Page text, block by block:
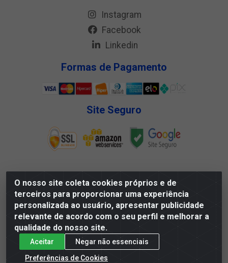
O nosso site coleta cookies próprios e de
terceiros para proporcionar uma experiência
personalizada ao usuário, apresentar publicidade
relevante de acordo com o seu perfil e melhorar a
qualidade do nosso site.
Aceitar
Negar não essenciais
Preferências de Cookies
Instagram
Facebook
Linkedin
Formas de Pagamento
Site Seguro
Megga Distribuidora LTDA - Rua Deputado Jesse
Ferreira Trindade, 1328 - Matadouro, Propriá/SE - CEP
49.900-000 - CNPJ 07.488.144/0001-88